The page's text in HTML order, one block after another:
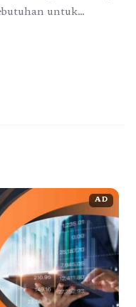
untuk
bervariasi
AD